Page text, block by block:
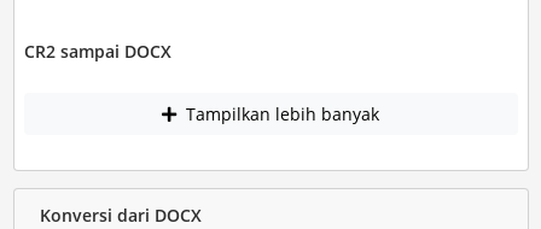
CR2 sampai DOCX
Tampilkan lebih banyak
Konversi dari DOCX